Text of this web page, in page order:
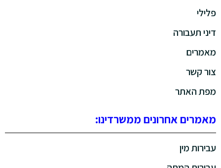
פלילי
דיני תעבורה
מאמרים
צור קשר
מפת האתר
מאמרים אחרונים ממשרדינו:
עבירות מין